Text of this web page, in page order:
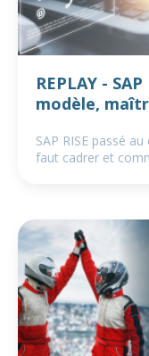
REPLAY -
modèle,
SAP RISE passé
faut cadrer et